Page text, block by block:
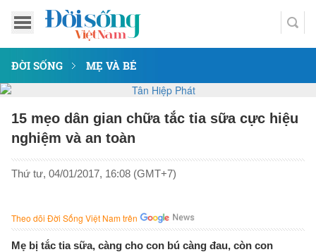
ĐỜI SỐNG MẸ VÀ BÉ
15 mẹo dân gian chữa tắc tia sữa cực hiệu
nghiệm và an toàn
Thứ tư, 04/01/2017, 16:08 (GMT+7)
Theo dõi Đời Sống Việt Nam trên
Mẹ bị tắc tia sữa, càng cho con bú càng đau, còn con